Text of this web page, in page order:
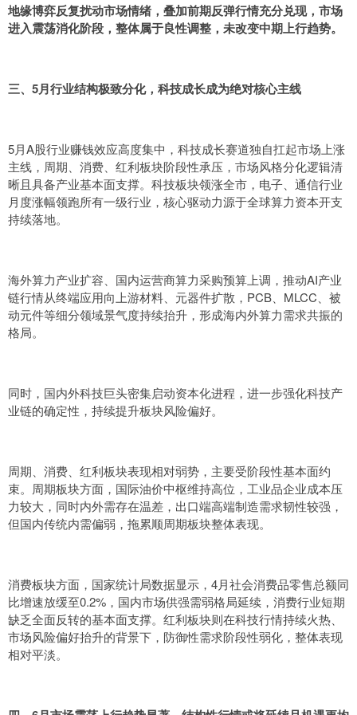
地缘博弈反复扰动市场情绪，叠加前期反弹行情充分兑现，市场
进入震荡消化阶段，整体属于良性调整，未改变中期上行趋势。
三、5月行业结构极致分化，科技成长成为绝对核心主线
5月A股行业赚钱效应高度集中，科技成长赛道独自扛起市场上涨
主线，周期、消费、红利板块阶段性承压，市场风格分化逻辑清
晰且具备产业基本面支撑。科技板块领涨全市，电子、通信行业
月度涨幅领跑所有一级行业，核心驱动力源于全球算力资本开支
持续落地。
海外算力产业扩容、国内运营商算力采购预算上调，推动AI产业
链行情从终端应用向上游材料、元器件扩散，PCB、MLCC、被
动元件等细分领域景气度持续抬升，形成海内外算力需求共振的
格局。
同时，国内外科技巨头密集启动资本化进程，进一步强化科技产
业链的确定性，持续提升板块风险偏好。
周期、消费、红利板块表现相对弱势，主要受阶段性基本面约
束。周期板块方面，国际油价中枢维持高位，工业品企业成本压
力较大，同时内外需存在温差，出口端高端制造需求韧性较强，
但国内传统内需偏弱，拖累顺周期板块整体表现。
消费板块方面，国家统计局数据显示，4月社会消费品零售总额同
比增速放缓至0.2%，国内市场供强需弱格局延续，消费行业短期
缺乏全面反转的基本面支撑。红利板块则在科技行情持续火热、
市场风险偏好抬升的背景下，防御性需求阶段性弱化，整体表现
相对平淡。